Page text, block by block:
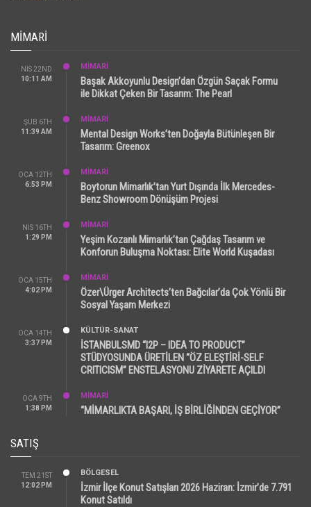
MIMARI
NIS 22ND
10:11 AM
MİMARİ
Başak Akkoyunlu Design’dan Özgün Saçak Formu
ile Dikkat Çeken Bir Tasarım: The Pearl
ŞUB 6TH
11:39 AM
MİMARİ
Mental Design Works’ten Doğayla Bütünleşen Bir
Tasarım: Greenox
OCA 12TH
6:53 PM
MİMARİ
Boytorun Mimarlık’tan Yurt Dışında İlk Mercedes-
Benz Showroom Dönüşüm Projesi
NIS 16TH
1:29 PM
MİMARİ
Yeşim Kozanlı Mimarlık’tan Çağdaş Tasarım ve
Konforun Buluşma Noktası: Elite World Kuşadası
OCA 15TH
4:02 PM
MİMARİ
Özer\Ürger Architects’ten Bağcılar’da Çok Yönlü Bir
Sosyal Yaşam Merkezi
OCA 14TH
3:37 PM
KÜLTÜR-SANAT
İSTANBULSMD “I2P – IDEA TO PRODUCT”
STÜDYOSUNDA ÜRETİLEN “ÖZ ELEŞTİRİ-SELF
CRITICISM” ENSTELASYONU ZİYARETE AÇILDI
OCA 9TH
1:38 PM
MİMARİ
“MİMARLIKTA BAŞARI, İŞ BİRLİĞİNDEN GEÇİYOR”
SATIŞ
TEM 21ST
12:02 PM
BÖLGESEL
İzmir İlçe Konut Satışları 2026 Haziran: İzmir’de 7.791
Konut Satıldı